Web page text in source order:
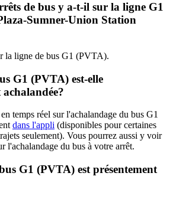
de bus y a-t-il sur la ligne G1
Sumner-Union Station
la ligne de bus G1 (PVTA).
G1 (PVTA) est-elle
temps réel sur l'achalandage du bus G1
dans l'appli (disponibles pour certaines
seulement). Vous pourrez aussi y voir
l'achalandage du bus à votre arrêt.
G1 (PVTA) est présentement